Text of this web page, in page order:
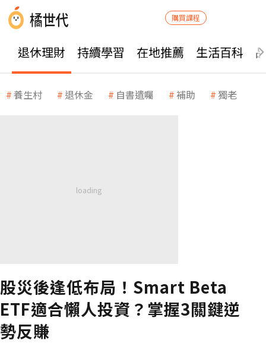
購買課程
退休理財 持續學習 在地推薦 生活百科
養生村 退休金 自書遺囑 補助 獨老
股災後逢低布局！Smart Beta
ETF適合懶人投資？掌握3關鍵逆
勢反賺